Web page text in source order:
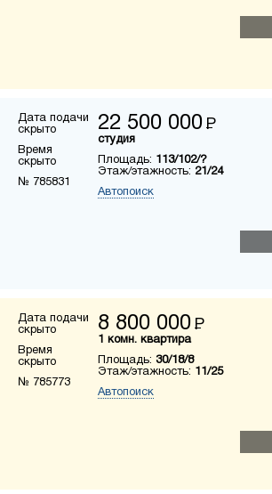
Дата подачи
скрыто
Время
скрыто
№ 785831
22 500 000 Р
студия
Площадь: 113/102/?
Этаж/этажность: 21/24
Автопоиск
Дата подачи
скрыто
Время
скрыто
№ 785773
8 800 000 Р
1 комн. квартира
Площадь: 30/18/8
Этаж/этажность: 11/25
Автопоиск